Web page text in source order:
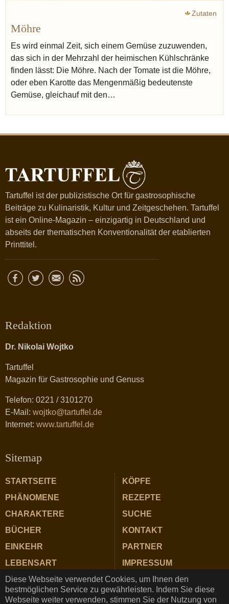
Diese Webseite verwendet Cookies, um Ihnen den
bestmöglichen Service zu gewährleisten. Indem Sie diese
Webseite weiter verwenden, stimmen Sie der Nutzung von
Zutaten
Möhre
Es wird einmal Zeit, sich einem Gemüse zuzuwenden,
das sich in der Mehrzahl der heimischen Kühlschränke
finden lässt: Die Möhre. Nach der Tomate ist die Möhre,
oder eben Karotte das Mengenmäßig bedeutenste
Gemüse, gleichauf mit den…
Tartuffel ist der publizistische Ort für gastrosophische
Beiträge zu Kulinaristik, Kultur und Zeitgeschehen. Tartuffel
ist ein Online-Magazin – einzigartig in Deutschland und
abseits der thematischen Konventionalität der etablierten
Printtitel.
Redaktion
Dr. Nikolai Wojtko
Tartuffel
Magazin für Gastrosophie und Genuss
Telefon: 0221 / 3101270
E-Mail: wojtko@tartuffel.de
Internet: www.tartuffel.de
Sitemap
STARTSEITE
PHÄNOMENE
CHARAKTERE
BÜCHER
EINKEHR
LEBENSART
ZUTATEN
KÖPFE
REZEPTE
SUCHE
KONTAKT
PARTNER
IMPRESSUM
DATENSCHUTZ